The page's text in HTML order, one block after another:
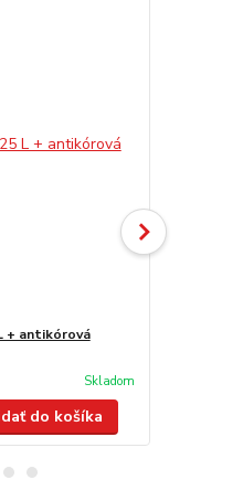
+ antikórová
Skladom
do košíka